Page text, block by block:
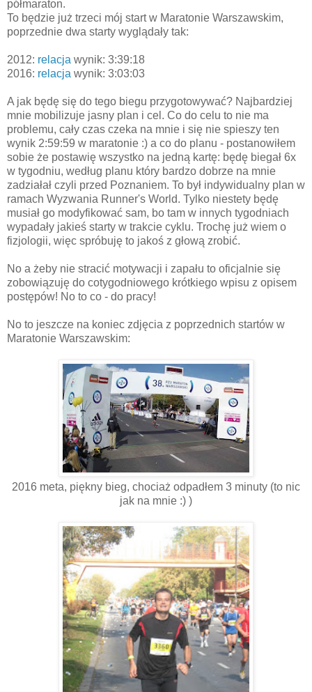
półmaraton.
To będzie już trzeci mój start w Maratonie Warszawskim,
poprzednie dwa starty wyglądały tak:
2012: relacja wynik: 3:39:18
2016: relacja wynik: 3:03:03
A jak będę się do tego biegu przygotowywać? Najbardziej
mnie mobilizuje jasny plan i cel. Co do celu to nie ma
problemu, cały czas czeka na mnie i się nie spieszy ten
wynik 2:59:59 w maratonie :) a co do planu - postanowiłem
sobie że postawię wszystko na jedną kartę: będę biegał 6x
w tygodniu, według planu który bardzo dobrze na mnie
zadziałał czyli przed Poznaniem. To był indywidualny plan w
ramach Wyzwania Runner's World. Tylko niestety będę
musiał go modyfikować sam, bo tam w innych tygodniach
wypadały jakieś starty w trakcie cyklu. Trochę już wiem o
fizjologii, więc spróbuję to jakoś z głową zrobić.
No a żeby nie stracić motywacji i zapału to oficjalnie się
zobowiązuję do cotygodniowego krótkiego wpisu z opisem
postępów! No to co - do pracy!
No to jeszcze na koniec zdjęcia z poprzednich startów w
Maratonie Warszawskim:
2016 meta, piękny bieg, chociaż odpadłem 3 minuty (to nic
jak na mnie :) )